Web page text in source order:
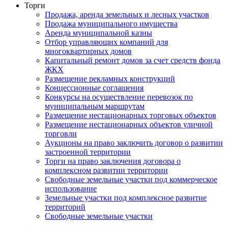
Торги
Продажа, аренда земельных и лесных участков
Продажа муниципального имущества
Аренда муниципальной казны
Отбор управляющих компаний для
многоквартирных домов
Капитальный ремонт домов за счет средств фонда
ЖКХ
Размещение рекламных конструкций
Концессионные соглашения
Конкурсы на осуществление перевозок по
муниципальным маршрутам
Размещение нестационарных торговых объектов
Размещение нестационарных объектов уличной
торговли
Аукционы на право заключить договор о развитии
застроенной территории
Торги на право заключения договора о
комплексном развитии территории
Свободные земельные участки под коммерческое
использование
Земельные участки под комплексное развитие
территорий
Свободные земельные участки